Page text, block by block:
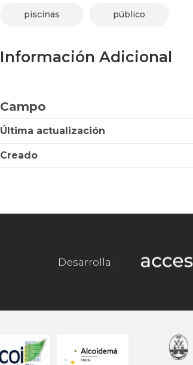
piscinas público
Información Adicional
Campo
Última actualización
Creado
Desarrolla: